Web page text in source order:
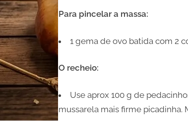
Para pincelar a massa:
1 gema de ovo batida com 2
O recheio:
Use aprox 100 g de
mussarela mais firme